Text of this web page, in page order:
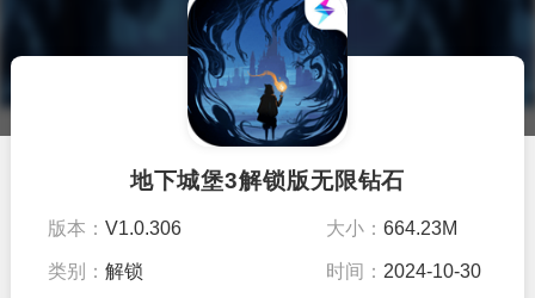
地下城堡3解锁版无限钻石
版本：V1.0.306 大小：664.23M
类别：解锁 时间： 2024-10-30